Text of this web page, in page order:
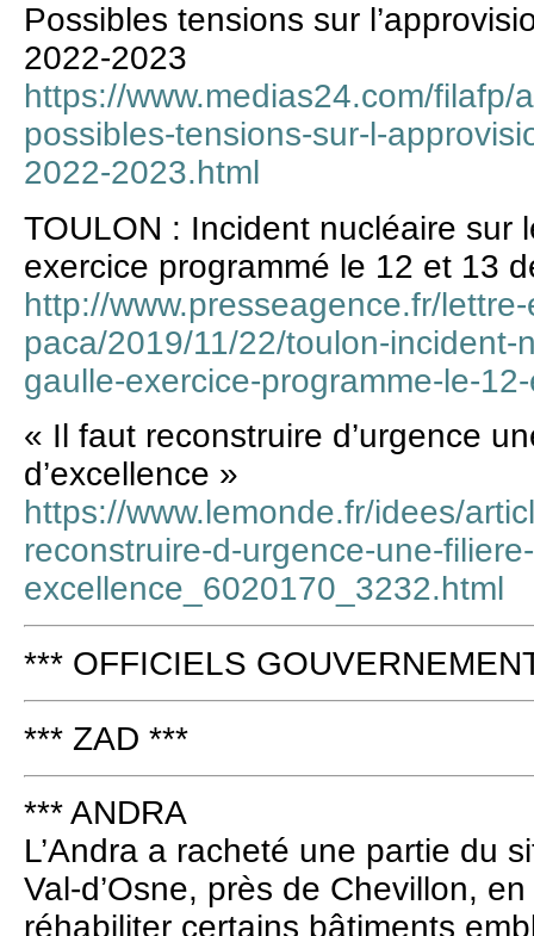
Possibles tensions sur
2022-2023
https://www.medias24.com/filafp/
possibles-tensions-sur-l-
2022-2023.html
TOULON : Incident nucléaire sur
exercice programmé le 12 et 13
http://www.presseagence.fr/
paca/2019/11/22/toulon-incident-
gaulle-exercice-programme-le-
« Il faut reconstruire d’urgence
d’excellence »
https://www.lemonde.fr/idees/
reconstruire-d-urgence-une-
excellence_6020170_3232.html
*** OFFICIELS
*** ZAD ***
*** ANDRA
L’Andra a racheté une partie du
Val-d’Osne, près de Chevillon,
réhabiliter certains bâtiments